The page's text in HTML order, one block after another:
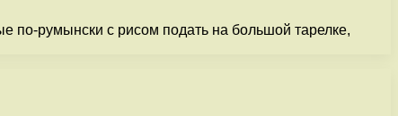
по-румынски с рисом подать на большой тарелке,